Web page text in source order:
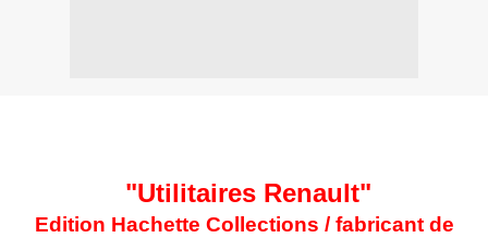
"Utilitaires Renault"
Edition Hachette Collections / fabricant de